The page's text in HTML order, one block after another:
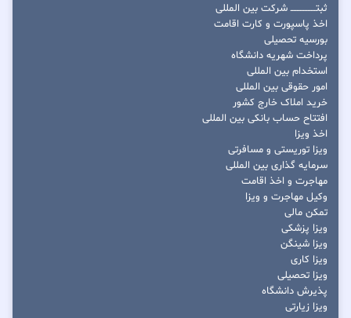
ثبتــــــــــــــــ شرکت بین المللی
اخذ پاسپورت و کارت اقامت
بورسیه تحصیلی
پرداخت شهریه دانشگاه
استخدام بین المللی
امور حقوقی بین المللی
خرید املاک خارج کشور
افتتاح حساب بانکی بین المللی
اخذ ویزا
ویزا توریستی و مسافرتی
سرمایه گذاری بین المللی
مهاجرت و اخذ اقامت
وکیل مهاجرت و ویزا
تمکن مالی
ویزا پزشکی
ویزا شینگن
ویزا کاری
ویزا تحصیلی
پذیرش دانشگاه
ویزا زیارتی